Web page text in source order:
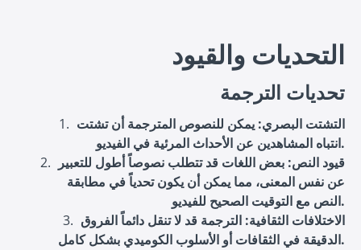
التحديات والقيود
تحديات الترجمة
التشتت البصري: يمكن للنصوص المترجمة أن تشتت
انتباه المشاهدين عن الأحداث المرئية في الفيديو.
قيود النص: بعض اللغات قد تتطلب نصوصاً أطول للتعبير
عن نفس المعنى، مما يمكن أن يكون تحدياً في مطابقة
النص مع التوقيت الصحيح للفيديو.
الاختلافات الثقافية: الترجمة قد لا تنقل دائماً الفروق
الدقيقة في الثقافات أو الأسلوب الكوميدي بشكل كامل.